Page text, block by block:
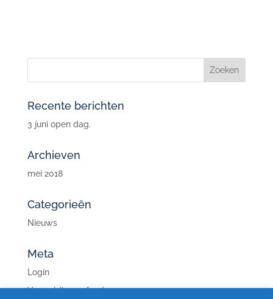
Recente berichten
3 juni open dag.
Archieven
mei 2018
Categorieën
Nieuws
Meta
Login
Vermeldingen feed